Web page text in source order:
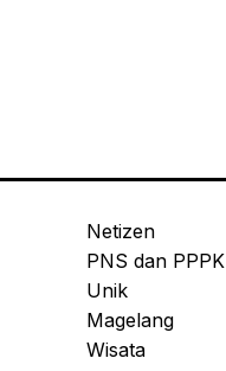
Netizen
PNS dan PPPK
Unik
Magelang
Wisata